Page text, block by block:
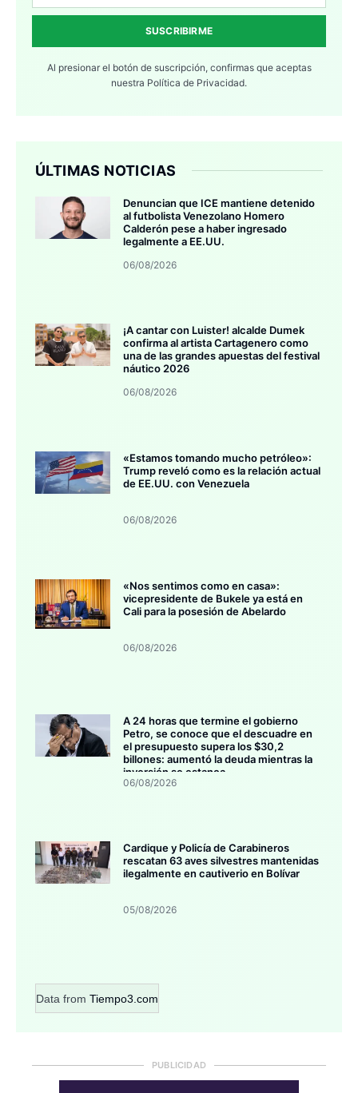
SUSCRIBIRME
Al presionar el botón de suscripción, confirmas que aceptas
nuestra Política de Privacidad.
ÚLTIMAS NOTICIAS
Denuncian que ICE mantiene detenido
al futbolista Venezolano Homero
Calderón pese a haber ingresado
legalmente a EE.UU.
06/08/2026
¡A cantar con Luister! alcalde Dumek
confirma al artista Cartagenero como
una de las grandes apuestas del festival
náutico 2026
06/08/2026
«Estamos tomando mucho petróleo»:
Trump reveló como es la relación actual
de EE.UU. con Venezuela
06/08/2026
«Nos sentimos como en casa»:
vicepresidente de Bukele ya está en
Cali para la posesión de Abelardo
06/08/2026
A 24 horas que termine el gobierno
Petro, se conoce que el descuadre en
el presupuesto supera los $30,2
billones: aumentó la deuda mientras la
inversión se estanca
06/08/2026
Cardique y Policía de Carabineros
rescatan 63 aves silvestres mantenidas
ilegalmente en cautiverio en Bolívar
05/08/2026
Data from Tiempo3.com
PUBLICIDAD